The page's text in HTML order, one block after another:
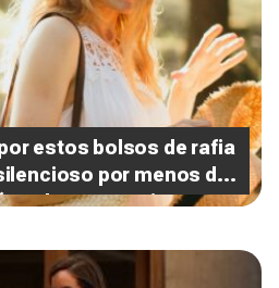
estos bolsos de rafia
por menos de
y en varios